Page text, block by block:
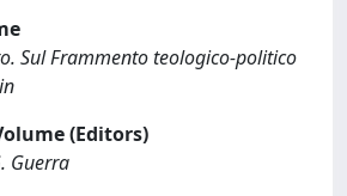
Sul Frammento teologico-politico
(Editors)
Guerra